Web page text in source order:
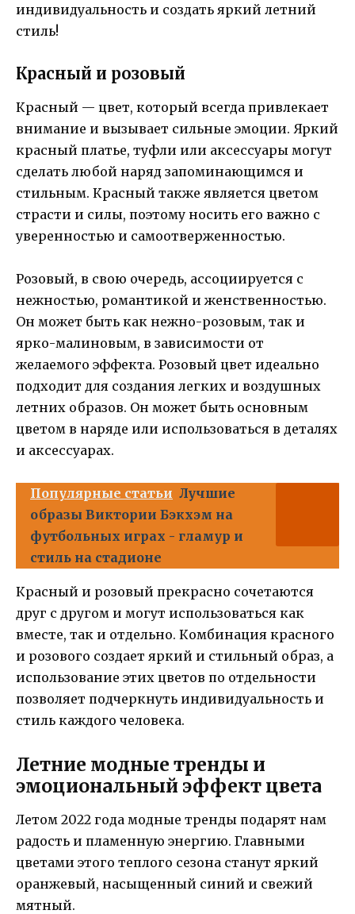
индивидуальность и создать яркий летний
стиль!
Красный и розовый
Красный — цвет, который всегда привлекает
внимание и вызывает сильные эмоции. Яркий
красный платье, туфли или аксессуары могут
сделать любой наряд запоминающимся и
стильным. Красный также является цветом
страсти и силы, поэтому носить его важно с
уверенностью и самоотверженностью.
Розовый, в свою очередь, ассоциируется с
нежностью, романтикой и женственностью.
Он может быть как нежно-розовым, так и
ярко-малиновым, в зависимости от
желаемого эффекта. Розовый цвет идеально
подходит для создания легких и воздушных
летних образов. Он может быть основным
цветом в наряде или использоваться в деталях
и аксессуарах.
Популярные статьи Лучшие
образы Виктории Бэкхэм на
футбольных играх - гламур и
стиль на стадионе
Красный и розовый прекрасно сочетаются
друг с другом и могут использоваться как
вместе, так и отдельно. Комбинация красного
и розового создает яркий и стильный образ, а
использование этих цветов по отдельности
позволяет подчеркнуть индивидуальность и
стиль каждого человека.
Летние модные тренды и
эмоциональный эффект цвета
Летом 2022 года модные тренды подарят нам
радость и пламенную энергию. Главными
цветами этого теплого сезона станут яркий
оранжевый, насыщенный синий и свежий
мятный.